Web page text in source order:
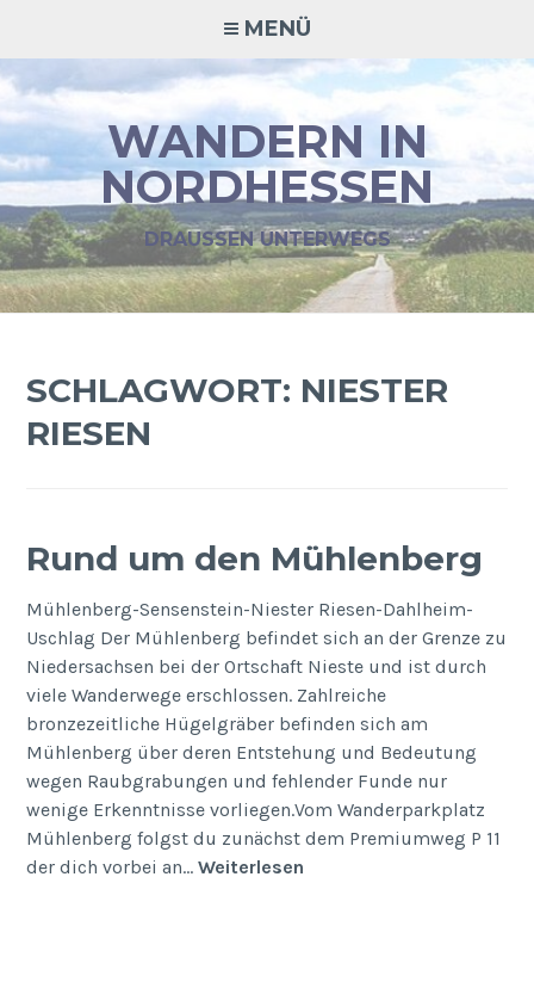
springen
MENÜ
WANDERN IN
NORDHESSEN
DRAUSSEN UNTERWEGS
SCHLAGWORT: NIESTER
RIESEN
Rund um den Mühlenberg
Mühlenberg-Sensenstein-Niester Riesen-Dahlheim-
Uschlag Der Mühlenberg befindet sich an der Grenze zu
Niedersachsen bei der Ortschaft Nieste und ist durch
viele Wanderwege erschlossen. Zahlreiche
bronzezeitliche Hügelgräber befinden sich am
Mühlenberg über deren Entstehung und Bedeutung
wegen Raubgrabungen und fehlender Funde nur
wenige Erkenntnisse vorliegen.Vom Wanderparkplatz
Mühlenberg folgst du zunächst dem Premiumweg P 11
der dich vorbei an…Weiterlesen